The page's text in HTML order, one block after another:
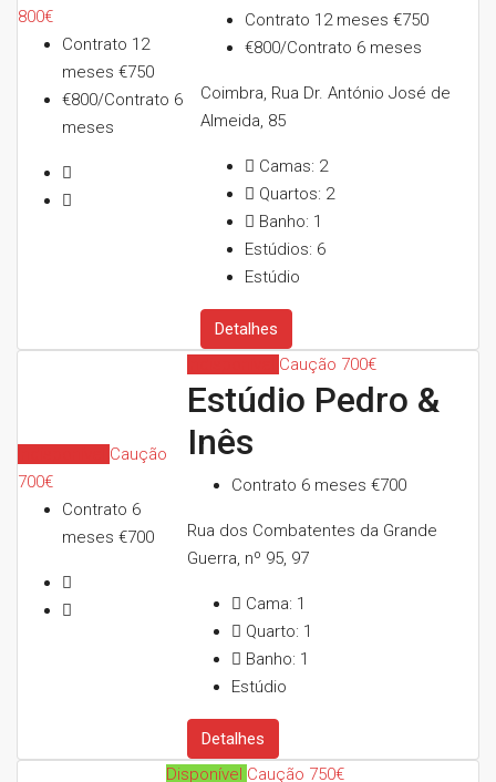
800€
Contrato 12
meses €750
€800/Contrato 6
meses
Contrato 12 meses€750
€800/Contrato 6 meses
Coimbra, Rua Dr. António José de
Almeida, 85
Camas: 2
Quartos: 2
Banho: 1
Estúdios: 6
Estúdio
Detalhes
Caução
700€
Contrato 6
meses €700
Caução 700€
Estúdio Pedro &
Inês
Contrato 6 meses€700
Rua dos Combatentes da Grande
Guerra, nº 95, 97
Cama: 1
Quarto: 1
Banho: 1
Estúdio
Detalhes
Disponível Caução 750€